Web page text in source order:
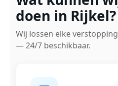
doen in Rijkel?
Wij lossen elke
— 24/7 beschikbaar.